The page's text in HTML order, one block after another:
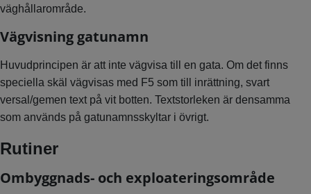
väghållarområde.
Vägvisning gatunamn
Huvudprincipen är att inte vägvisa till en gata. Om det finns
speciella skäl vägvisas med F5 som till inrättning, svart
versal/gemen text på vit botten. Textstorleken är densamma
som används på gatunamnsskyltar i övrigt.
Rutiner
Ombyggnads- och exploateringsområde